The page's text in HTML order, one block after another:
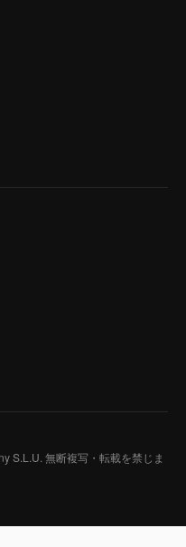
S.L.U. 無断複写・転載を禁じま